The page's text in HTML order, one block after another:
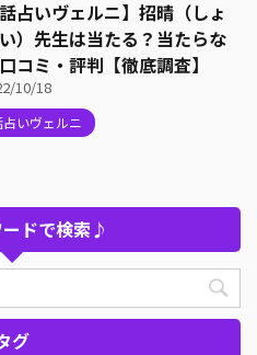
話占いヴェルニ】招晴（しょ
）先生は当たる？当たらな
コミ・評判【徹底調査】
10/18
占いヴェルニ
ドで検索♪
グ